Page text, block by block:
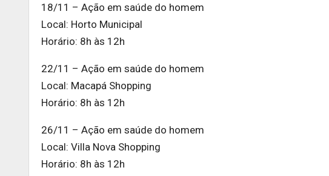
18/11 – Ação em saúde do homem
Local: Horto Municipal
Horário: 8h às 12h
22/11 – Ação em saúde do homem
Local: Macapá Shopping
Horário: 8h às 12h
26/11 – Ação em saúde do homem
Local: Villa Nova Shopping
Horário: 8h às 12h